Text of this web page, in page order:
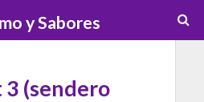
3 (sendero